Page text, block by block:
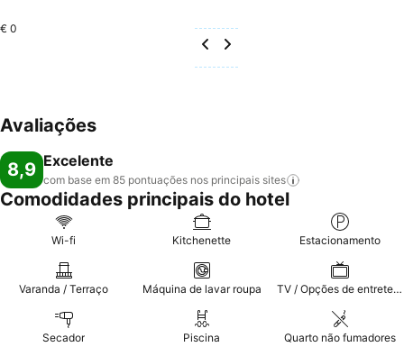
€ 0
Avaliações
8,9 Excelente
com base em 85 pontuações nos principais sites
Comodidades principais do hotel
Wi-fi Kitchenette Estacionamento
Varanda / Terraço Máquina de lavar roupa TV / Opções de entretenimento
Secador Piscina Quarto não fumadores